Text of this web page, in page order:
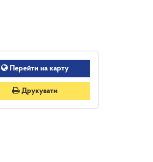
Перейти на карту
Друкувати